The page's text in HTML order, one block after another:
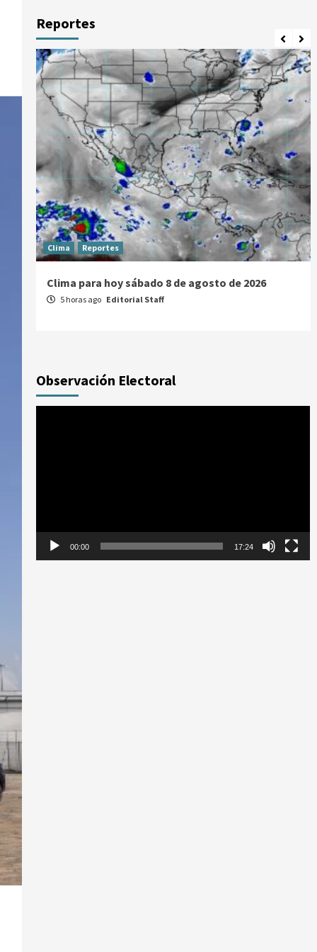
Reportes
Clima Reportes
Clima para hoy sábado 8 de agosto de 2026
5 horas ago Editorial Staff
Observación Electoral
00:00 17:24